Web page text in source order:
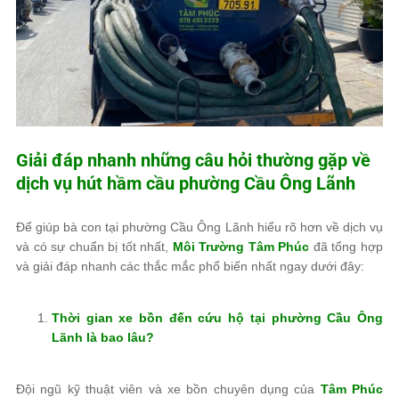
Giải đáp nhanh những câu hỏi thường gặp về
dịch vụ hút hầm cầu phường Cầu Ông Lãnh
Để giúp bà con tại phường Cầu Ông Lãnh hiểu rõ hơn về dịch vụ
và có sự chuẩn bị tốt nhất, Môi Trường Tâm Phúc đã tổng hợp
và giải đáp nhanh các thắc mắc phổ biến nhất ngay dưới đây:
Thời gian xe bồn đến cứu hộ tại phường Cầu Ông
Lãnh là bao lâu?
Đội ngũ kỹ thuật viên và xe bồn chuyên dụng của Tâm Phúc